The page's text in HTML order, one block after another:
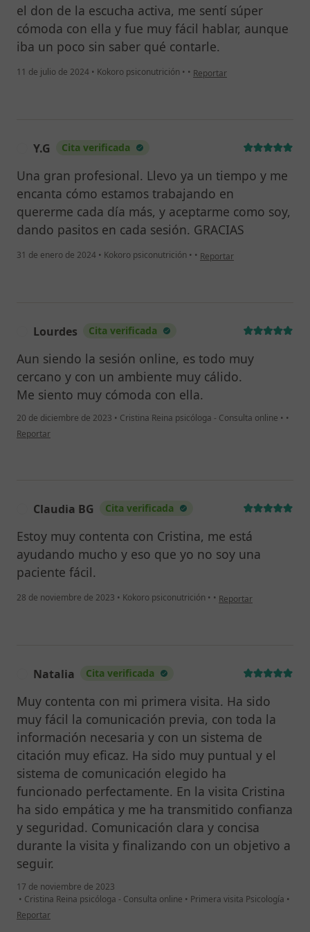
el don de la escucha activa, me sentí súper
cómoda con ella y fue muy fácil hablar, aunque
iba un poco sin saber qué contarle.
11 de julio de 2024 • Kokoro psiconutrición • • en opinión del usuario Oriana
Reportar
Y.G Cita verificada
Una gran profesional. Llevo ya un tiempo y me
encanta cómo estamos trabajando en
quererme cada día más, y aceptarme como soy,
dando pasitos en cada sesión. GRACIAS
31 de enero de 2024 • Kokoro psiconutrición • • en opinión del usuario Y.G
Reportar
Lourdes Cita verificada
Aun siendo la sesión online, es todo muy
cercano y con un ambiente muy cálido.
Me siento muy cómoda con ella.
20 de diciembre de 2023 • Cristina Reina psicóloga - Consulta online • •
en opinión del usuario Lourdes
Reportar
Claudia BG Cita verificada
Estoy muy contenta con Cristina, me está
ayudando mucho y eso que yo no soy una
paciente fácil.
28 de noviembre de 2023 • Kokoro psiconutrición • • en opinión del usuario
Reportar
Natalia Cita verificada
Muy contenta con mi primera visita. Ha sido
muy fácil la comunicación previa, con toda la
información necesaria y con un sistema de
citación muy eficaz. Ha sido muy puntual y el
sistema de comunicación elegido ha
funcionado perfectamente. En la visita Cristina
ha sido empática y me ha transmitido confianza
y seguridad. Comunicación clara y concisa
durante la visita y finalizando con un objetivo a
seguir.
17 de noviembre de 2023
• Cristina Reina psicóloga - Consulta online • Primera visita Psicología •
en opinión del usuario Natalia
Reportar